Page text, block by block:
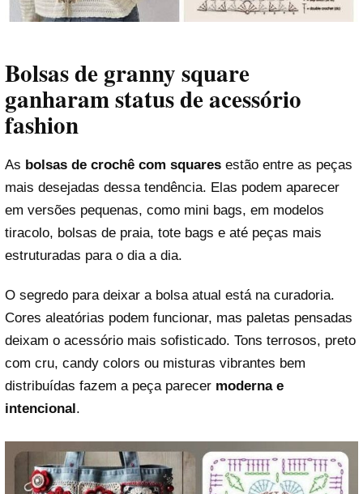
Bolsas de granny square
ganharam status de acessório
fashion
As bolsas de crochê com squares estão entre as peças
mais desejadas dessa tendência. Elas podem aparecer
em versões pequenas, como mini bags, em modelos
tiracolo, bolsas de praia, tote bags e até peças mais
estruturadas para o dia a dia.
O segredo para deixar a bolsa atual está na curadoria.
Cores aleatórias podem funcionar, mas paletas pensadas
deixam o acessório mais sofisticado. Tons terrosos, preto
com cru, candy colors ou misturas vibrantes bem
distribuídas fazem a peça parecer moderna e
intencional .